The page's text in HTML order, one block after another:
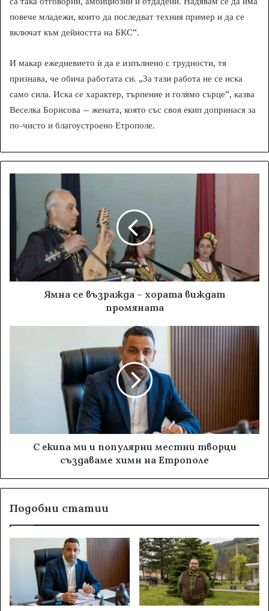
повече младежи, които да последват техния пример и да се
включат към дейността на БКС“.
И макар ежедневието ѝ да е изпълнено с трудности, тя
признава, че обича работата си. „За тази работа не се иска
само сила. Иска се характер, търпение и голямо сърце“, казва
Веселка Борисова – жената, която със своя екип допринася за
по-чисто и благоустроено Етрополе.
Ямна се възражда – хората виждат
промяната
С екипа ми и популярни местни творци
създаваме химн на Етрополе
Подобни статии